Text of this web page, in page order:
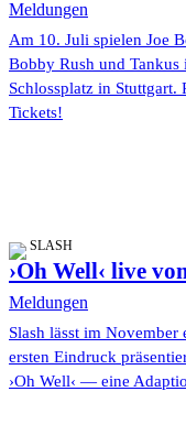
Meldungen
Am 10. Juli spielen Joe
Bobby Rush und Tankus
Schlossplatz in
Tickets!
SLASH
›Oh Well‹ live
Meldungen
Slash lässt im
ersten Eindruck
›Oh Well‹ — eine